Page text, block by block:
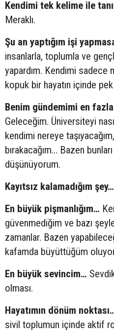
Kendimi tek kelime ile
Meraklı.
Şu an yaptığım işi
insanlarla, toplumla ve
yapardım. Kendimi sadece
kopuk bir hayatın içinde
Benim gündemimi en
Geleceğim. Üniversiteyi
kendimi nereye
bırakacağım… Bazen
düşünüyorum.
Kayıtsız kalamadığım şey…
En büyük pişmanlığım…
güvenmediğim ve bazı
zamanlar. Bazen
kafamda büyüttüğüm
En büyük sevincim…
olması.
Hayatımın dönüm
sivil toplumun içinde aktif